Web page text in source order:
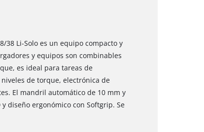
38 Li-Solo es un equipo compacto y
y equipos son combinables
es ideal para tareas de
de torque, electrónica de
El mandril automático de 10 mm y
diseño ergonómico con Softgrip. Se